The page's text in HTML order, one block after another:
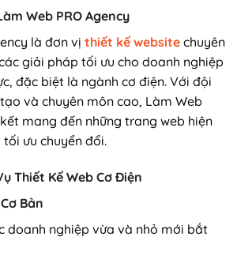
Web PRO Agency
là đơn vị thiết kế website chuyên
giải pháp tối ưu cho doanh nghiệp
đặc biệt là ngành cơ điện. Với đội
và chuyên môn cao, Làm Web
mang đến những trang web hiện
tối ưu chuyển đổi.
Thiết Kế Web Cơ Điện
Bản
doanh nghiệp vừa và nhỏ mới bắt